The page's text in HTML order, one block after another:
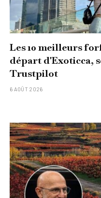
Les 10 meilleurs
départ d'Exoticca,
Trustpilot
6 AOÛT 2026